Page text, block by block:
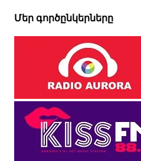
Մեր գործընկերները